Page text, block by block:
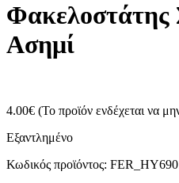
Φακελοστάτης
Ασημί
4.00€ (Το προϊόν ενδέχεται να
Εξαντλημένο
Κωδικός προϊόντος: